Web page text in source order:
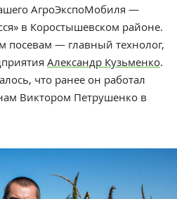
АгроЭкспоМобиля —
в Коростышевском районе.
посевам — главный технолог,
Александр Кузьменко.
что ранее он работал
Виктором Петрушенко в